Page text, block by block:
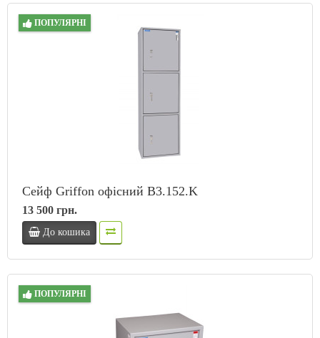
ПОПУЛЯРНІ
Сейф Griffon офісний B3.152.K
13 500 грн.
До кошика
ПОПУЛЯРНІ